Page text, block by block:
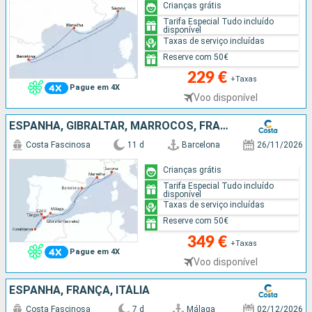
Pague em 4X
229 € +Taxas
Voo disponível
Crianças grátis
Tarifa Especial Tudo incluído
disponível
Taxas de serviço incluídas
Reserve com 50€
ESPANHA, GIBRALTAR, MARROCOS, FRANÇA, ITÁLIA
Pague em 4X
Costa Fascinosa 11 d Barcelona 26/11/2026
349 € +Taxas
Voo disponível
Crianças grátis
Tarifa Especial Tudo incluído
disponível
Taxas de serviço incluídas
Reserve com 50€
ESPANHA, FRANÇA, ITÁLIA
Costa Fascinosa 7 d Málaga 02/12/2026